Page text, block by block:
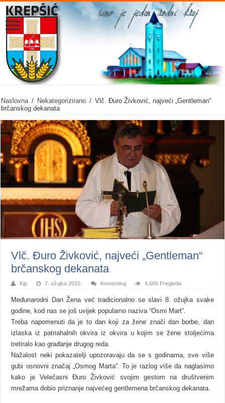
Naslovna / Nekategorizirano / Vlč. Đuro Živković, najveći „Gentleman“
brčanskog dekanata
Vlč. Đuro Živković, najveći „Gentleman“
brčanskog dekanata
Kip 7. ožujka 2015. Komentiraj 4,605 Pregleda
Međunarodni Dan Žena već tradicionalno se slavi 8. ožujka svake
godine, kod nas se još uvijek popularno naziva “Osmi Mart”.
Treba napomenuti da je to dan koji za žene znači dan borbe, dan
izlaska iz patriahalnih okvira iz okvira u kojim se žene stoljećima
tretiralo kao građanje drugog reda.
Nažalost neki pokazatelji upozoravaju da se s godinama, sve više
gubi osnovni značaj „Osmog Marta“. To je razlog više da naglasimo
kako je Velečasni Đuro Živković svojim gestom na društvenim
mrežama dobio priznanje najvećeg gentlemena brčanskog dekanata.